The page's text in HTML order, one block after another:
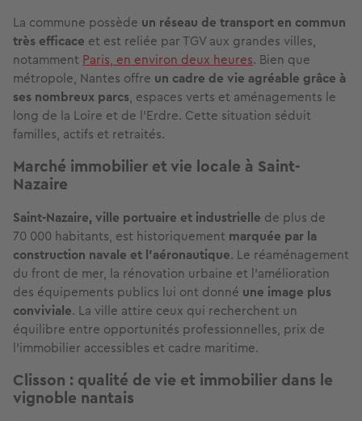
La commune possède un réseau de transport en commun
très efficace et est reliée par TGV aux grandes villes,
notamment Paris, en environ deux heures. Bien que
métropole, Nantes offre un cadre de vie agréable grâce à
ses nombreux parcs, espaces verts et aménagements le
long de la Loire et de l’Erdre. Cette situation séduit
familles, actifs et retraités.
Marché immobilier et vie locale à Saint-
Nazaire
Saint-Nazaire, ville portuaire et industrielle de plus de
70 000 habitants, est historiquement marquée par la
construction navale et l’aéronautique. Le réaménagement
du front de mer, la rénovation urbaine et l’amélioration
des équipements publics lui ont donné une image plus
conviviale. La ville attire ceux qui recherchent un
équilibre entre opportunités professionnelles, prix de
l’immobilier accessibles et cadre maritime.
Clisson : qualité de vie et immobilier dans le
vignoble nantais